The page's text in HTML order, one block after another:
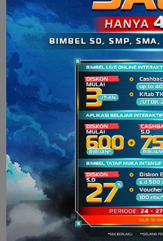
Ayah/Ibu: “Oh, itu daun sirih.
yang berwarna kuning itu daun
4. Anggap serius